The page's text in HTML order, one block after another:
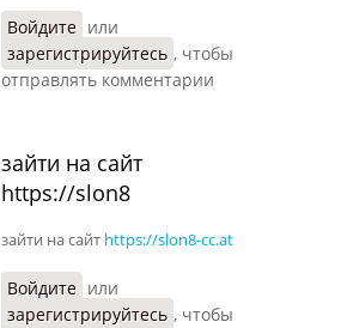
Войдите или
зарегистрируйтесь , чтобы
отправлять комментарии
зайти на сайт
https://slon8
зайти на сайт https://slon8-cc.at
Войдите или
зарегистрируйтесь , чтобы